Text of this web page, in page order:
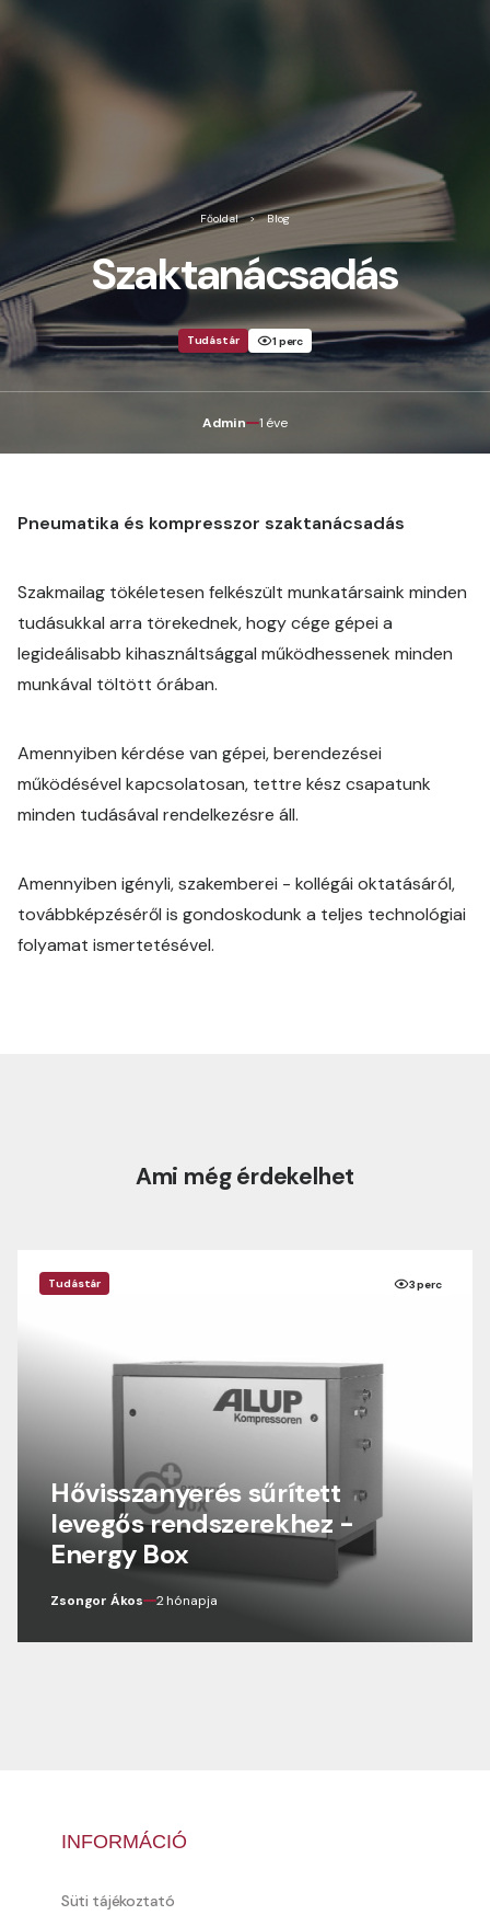
Főoldal Blog
Szaktanácsadás
Admin 1 éve
Tudástár 1 perc
Pneumatika és kompresszor szaktanácsadás
Szakmailag tökéletesen felkészült munkatársaink minden
tudásukkal arra törekednek, hogy cége gépei a
legideálisabb kihasználtsággal működhessenek minden
munkával töltött órában.
Amennyiben kérdése van gépei, berendezései
működésével kapcsolatosan, tettre kész csapatunk
minden tudásával rendelkezésre áll.
Amennyiben igényli, szakemberei - kollégái oktatásáról,
továbbképzéséről is gondoskodunk a teljes technológiai
folyamat ismertetésével.
Ami még érdekelhet
Tudástár 3 perc
Hővisszanyerés sűrített
levegős rendszerekhez -
Energy Box
Zsongor Ákos 2 hónapja
INFORMÁCIÓ
Süti tájékoztató